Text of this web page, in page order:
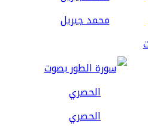
محمد جبريل
الحصري